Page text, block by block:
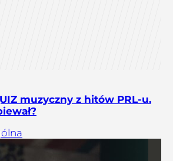
muzyczny z hitów PRL-u.